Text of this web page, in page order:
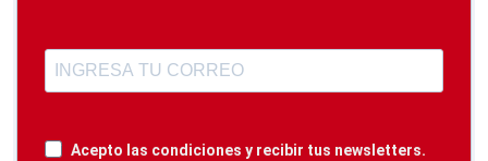
Acepto las condiciones y recibir tus newsletters.